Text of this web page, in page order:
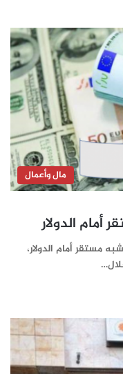
مال وأعمال
الدولار
مستقر أمام الدولار،